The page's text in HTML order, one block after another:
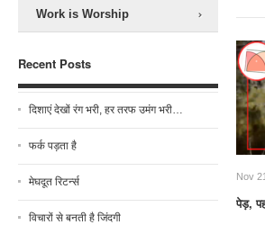
Nov
पेड़,
Work is Worship
Recent Posts
दिशाएं देखों रंग भरी, हर तरफ उमंग भरी…
फर्क पड़ता है
मेघदूत रिटर्न्स
विचारों से बनती है जिंदगी